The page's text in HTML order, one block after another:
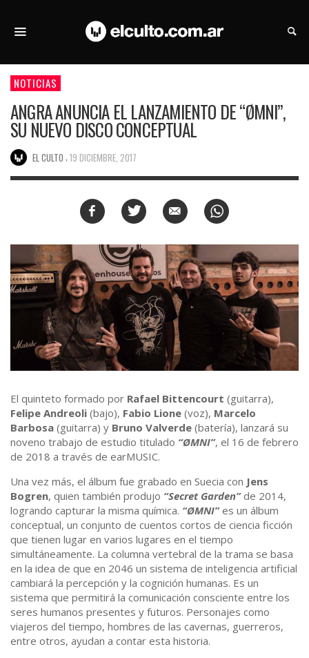
NOTICIAS
ANGRA ANUNCIA EL LANZAMIENTO DE “ØMNI”,
SU NUEVO DISCO CONCEPTUAL
EL CULTO 19 DICIEMBRE, 2017
El quinteto formado por Rafael Bittencourt (guitarra),
Felipe Andreoli (bajo), Fabio Lione (voz), Marcelo
Barbosa (guitarra) y Bruno Valverde (batería), lanzará su
noveno trabajo de estudio titulado “ØMNI”, el 16 de febrero
de 2018 a través de earMUSIC.
Una vez más, el álbum fue grabado en Suecia con Jens
Bogren, quien también produjo “Secret Garden”de 2014,
logrando capturar la misma química. “ØMNI”es un álbum
conceptual, un conjunto de cuentos cortos de ciencia ficción
que tienen lugar en varios lugares en el tiempo
simultáneamente. La columna vertebral de la trama se basa
en la idea de que en 2046 un sistema de inteligencia artificial
cambiará la percepción y la cognición humanas. Es un
sistema que permitirá la comunicación consciente entre los
seres humanos presentes y futuros. Personajes como
viajeros del tiempo, hombres de las cavernas, guerreros,
entre otros, ayudan a contar esta historia.